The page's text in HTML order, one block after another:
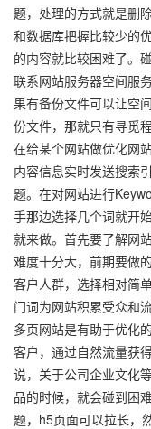
题，处理的方式就是删
和数据库把握比较少的
的内容就比较困难了。
联系网站服务器空间服
果有备份文件可以让空
份文件，那就只有寻觅
在给某个网站做优化网
内容信息实时发送搜索
题。在对网站进行
手那边选择几个词就开
就来做。首先要了解网
难度十分大，前期要做
客户人群，选择相对简
门词为网站积累受众和
多页网站是有助于优化
客户，通过自然流量获
说，关于公司企业文化
品的时候，就会碰到困
题，h5页面可以拉长，